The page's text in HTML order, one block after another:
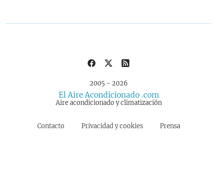
2005 - 2026
El Aire Acondicionado .com
Aire acondicionado y climatización
Contacto Privacidad y cookies Prensa